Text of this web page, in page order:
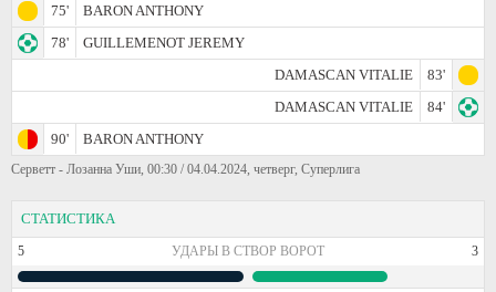
75'
BARON ANTHONY
78'
GUILLEMENOT JEREMY
DAMASCAN VITALIE
83'
DAMASCAN VITALIE
84'
90'
BARON ANTHONY
Серветт - Лозанна Уши, 00:30 / 04.04.2024, четверг, Суперлига
СТАТИСТИКА
5 УДАРЫ В СТВОР ВОРОТ 3